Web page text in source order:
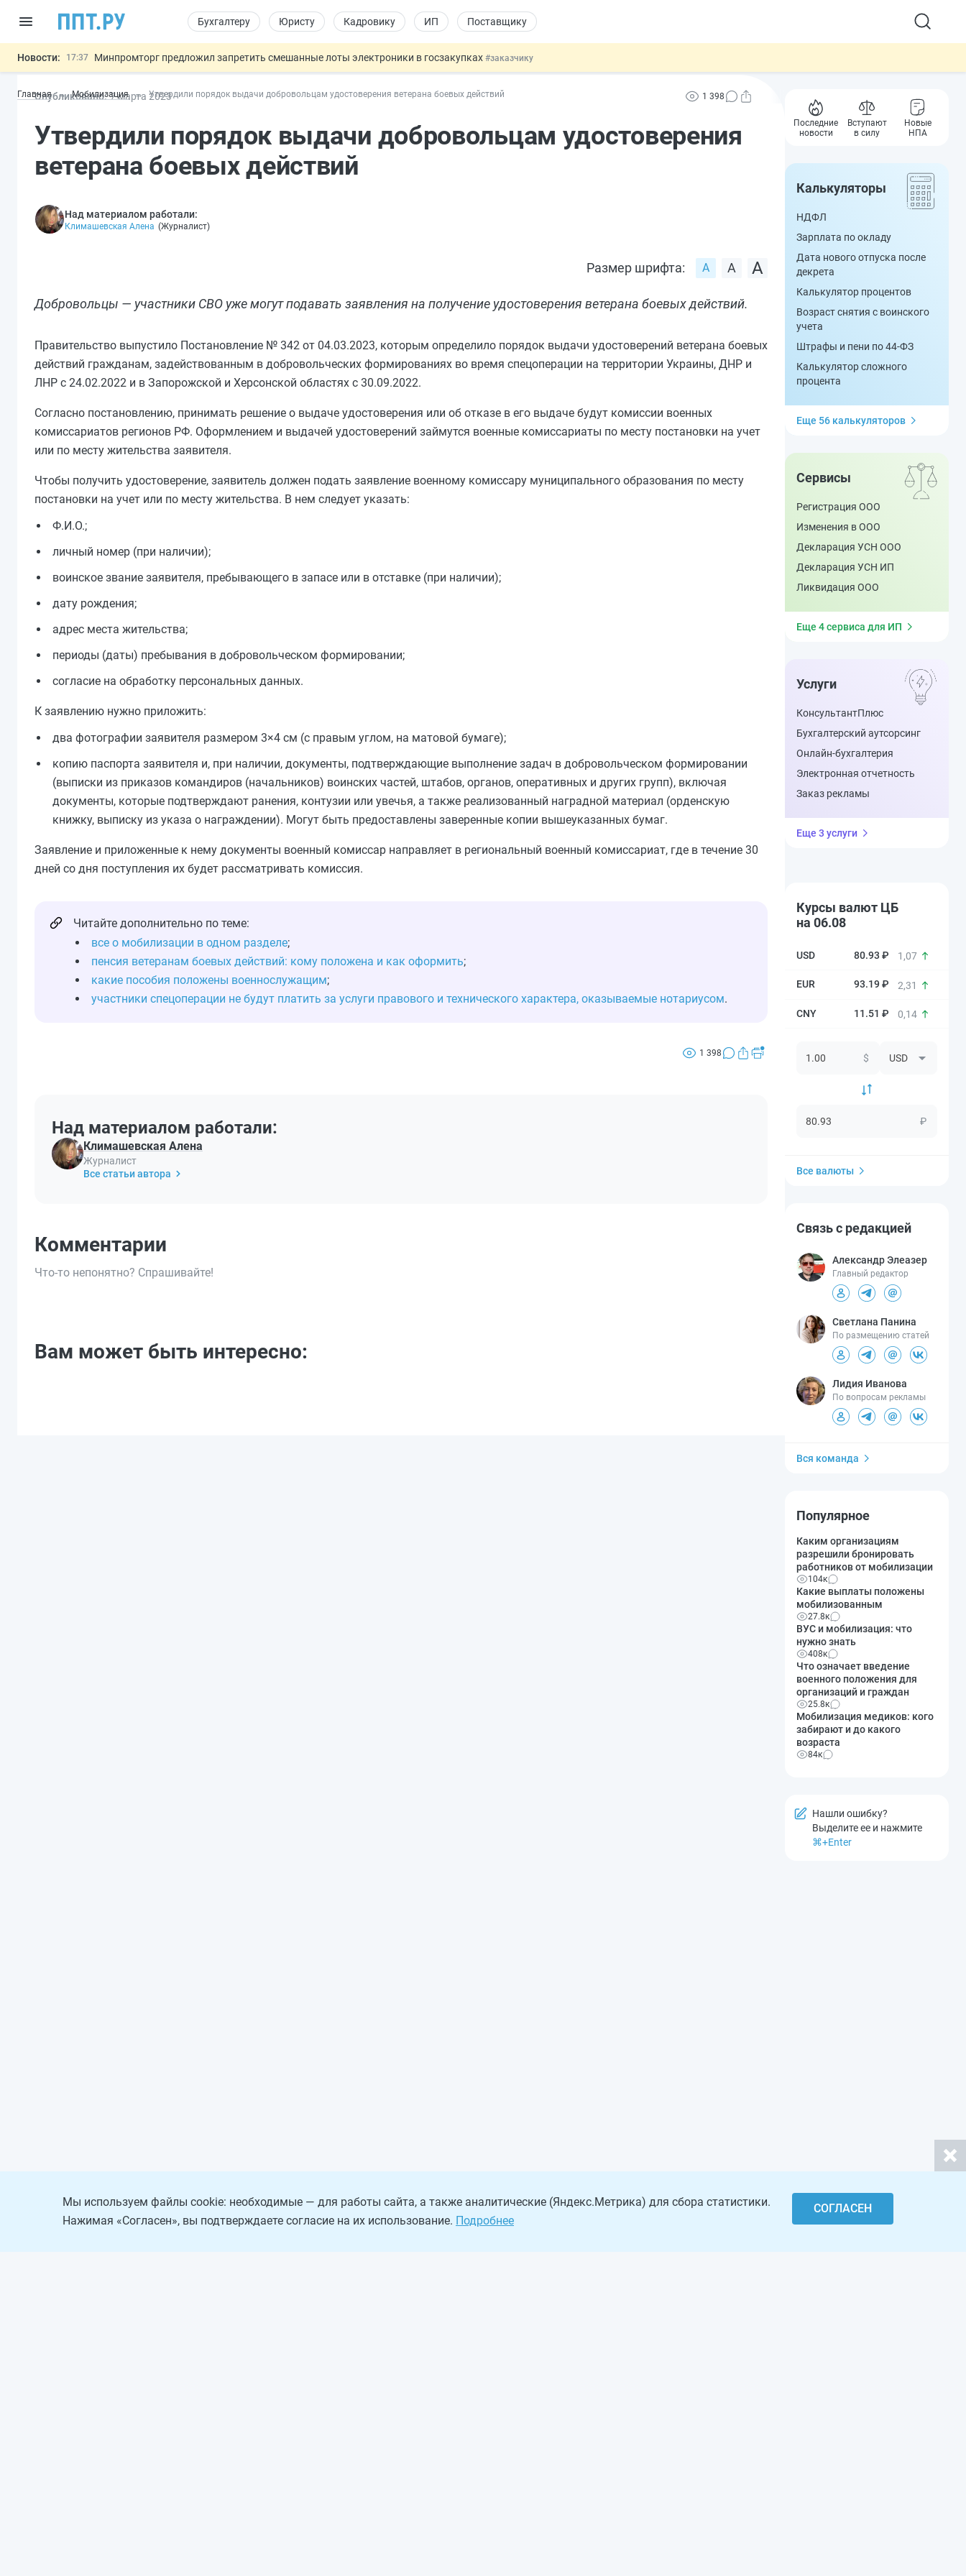
Бухгалтеру Юристу Кадровику ИП Поставщику
Новости: 17:37 Минпромторг предложил запретить смешанные лоты электроники в госзакупках #заказчику
16:30 Возврат денег за риелторские услуги при недействительных сделках: инициатива#юристу
13:48
Важно Обеспечительный платёж СПОТ могут заменить банковской гарантией #бухгалтеру
Главная Мобилизация Утвердили порядок выдачи добровольцам удостоверения ветерана боевых действий
Опубликовано: 7 марта 2023 1 398
Утвердили порядок выдачи добровольцам удостоверения
ветерана боевых действий
Над материалом работали:
Климашевская Алена (Журналист)
Размер шрифта:
Добровольцы — участники СВО уже могут подавать заявления на получение удостоверения ветерана боевых действий.
Правительство выпустило Постановление № 342 от 04.03.2023, которым определило порядок выдачи удостоверений ветерана боевых
действий гражданам, задействованным в добровольческих формированиях во время спецоперации на территории Украины, ДНР и
ЛНР с 24.02.2022 и в Запорожской и Херсонской областях с 30.09.2022.
Согласно постановлению, принимать решение о выдаче удостоверения или об отказе в его выдаче будут комиссии военных
комиссариатов регионов РФ. Оформлением и выдачей удостоверений займутся военные комиссариаты по месту постановки на учет
или по месту жительства заявителя.
Чтобы получить удостоверение, заявитель должен подать заявление военному комиссару муниципального образования по месту
постановки на учет или по месту жительства. В нем следует указать:
Ф.И.О.;
личный номер (при наличии);
воинское звание заявителя, пребывающего в запасе или в отставке (при наличии);
дату рождения;
адрес места жительства;
периоды (даты) пребывания в добровольческом формировании;
согласие на обработку персональных данных.
К заявлению нужно приложить:
два фотографии заявителя размером 3×4 см (с правым углом, на матовой бумаге);
копию паспорта заявителя и, при наличии, документы, подтверждающие выполнение задач в добровольческом формировании
(выписки из приказов командиров (начальников) воинских частей, штабов, органов, оперативных и других групп), включая
документы, которые подтверждают ранения, контузии или увечья, а также реализованный наградной материал (орденскую
книжку, выписку из указа о награждении). Могут быть предоставлены заверенные копии вышеуказанных бумаг.
Заявление и приложенные к нему документы военный комиссар направляет в региональный военный комиссариат, где в течение 30
дней со дня поступления их будет рассматривать комиссия.
Читайте дополнительно по теме:
все о мобилизации в одном разделе;
пенсия ветеранам боевых действий: кому положена и как оформить;
какие пособия положены военнослужащим;
участники спецоперации не будут платить за услуги правового и технического характера, оказываемые нотариусом.
1 398
Над материалом работали:
Климашевская Алена
Журналист
Все статьи автора
Комментарии
Что-то непонятно? Спрашивайте!
Вам может быть интересно:
Последние
новости
Вступают
в силу
Новые
НПА
Калькуляторы
НДФЛ
Зарплата по окладу
Дата нового отпуска после
декрета
Калькулятор процентов
Возраст снятия с воинского
учета
Штрафы и пени по 44-ФЗ
Калькулятор сложного
процента
Еще 56 калькуляторов
Сервисы
Регистрация ООО
Изменения в ООО
Декларация УСН ООО
Декларация УСН ИП
Ликвидация ООО
Еще 4 сервиса для ИП
Услуги
КонсультантПлюс
Бухгалтерский аутсорсинг
Онлайн-бухгалтерия
Электронная отчетность
Заказ рекламы
Еще 3 услуги
Курсы валют ЦБ
на 06.08
80.93 ₽ 1,07
93.19 ₽ 2,31
11.51 ₽ 0,14
$
₽
Все валюты
Связь с редакцией
Александр Элеазер
Главный редактор
Светлана Панина
По размещению статей
Лидия Иванова
По вопросам рекламы
Вся команда
Популярное
Каким организациям
разрешили бронировать
работников от мобилизации
104к
Какие выплаты положены
мобилизованным
27.8к
ВУС и мобилизация: что
нужно знать
408к
Что означает введение
военного положения для
организаций и граждан
25.8к
Мобилизация медиков: кого
забирают и до какого
возраста
84к
Нашли ошибку?
Выделите ее и нажмите
⌘+Enter
Мы используем файлы cookie: необходимые — для работы сайта, а также аналитические (Яндекс.Метрика) для сбора статистики.
Нажимая «Согласен», вы подтверждаете согласие на их использование. Подробнее
СОГЛАСЕН